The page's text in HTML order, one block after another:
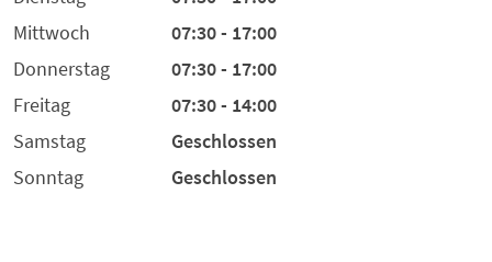
Mittwoch
07:30 - 17:00
Donnerstag
07:30 - 17:00
Freitag
07:30 - 14:00
Samstag
Geschlossen
Sonntag
Geschlossen